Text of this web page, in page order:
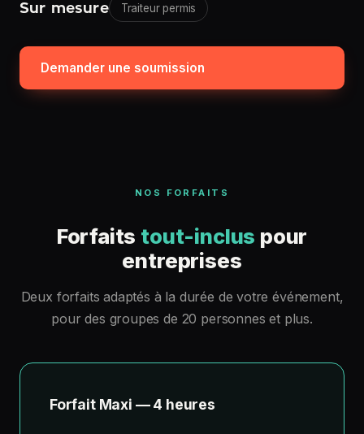
Sur mesure Traiteur permis
Demander une soumission
NOS FORFAITS
Forfaits tout-inclus pour
entreprises
Deux forfaits adaptés à la durée de votre événement,
pour des groupes de 20 personnes et plus.
Forfait Maxi — 4 heures